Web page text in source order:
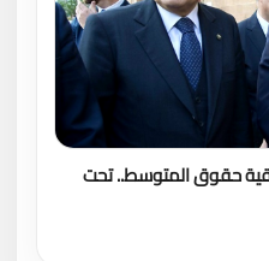
حقوق المتوسط.. تحت